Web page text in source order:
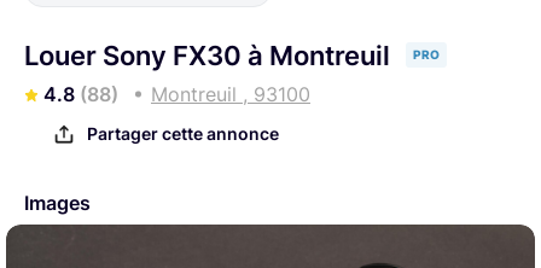
contacter
Louer Sony FX30 à Montreuil PRO
4.8 (88) Montreuil , 93100
Partager cette annonce
Images